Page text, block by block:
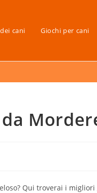
cani Giochi per cani
Qui troverai i